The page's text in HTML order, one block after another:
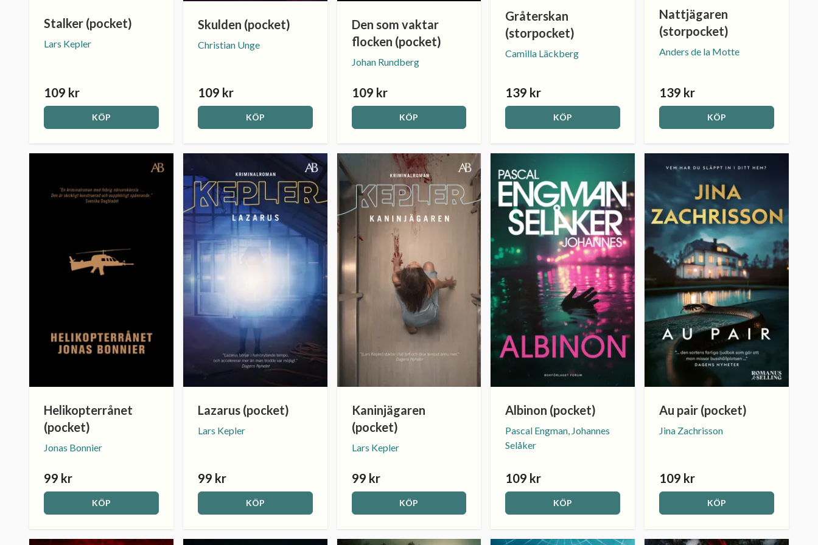
Stalker (pocket)
Lars Kepler
109 kr
KÖP
Skulden (pocket)
Christian Unge
109 kr
KÖP
Den som vaktar
flocken (pocket)
Johan Rundberg
109 kr
KÖP
Gråterskan
(storpocket)
Camilla Läckberg
139 kr
KÖP
Nattjägaren
(storpocket)
Anders de la Motte
139 kr
KÖP
Helikopterrånet
(pocket)
Jonas Bonnier
99 kr
KÖP
Lazarus (pocket)
Lars Kepler
99 kr
KÖP
Kaninjägaren
(pocket)
Lars Kepler
99 kr
KÖP
Albinon (pocket)
Pascal Engman, Johannes
Selåker
109 kr
KÖP
Au pair (pocket)
Jina Zachrisson
109 kr
KÖP